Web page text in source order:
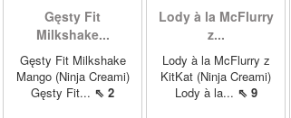
Gęsty Fit
Milkshake...
Gęsty Fit Milkshake
Mango (Ninja Creami)
Gęsty Fit... ⇖ 2
Lody à la McFlurry
z...
Lody à la McFlurry z
KitKat (Ninja Creami)
Lody à la... ⇖ 9